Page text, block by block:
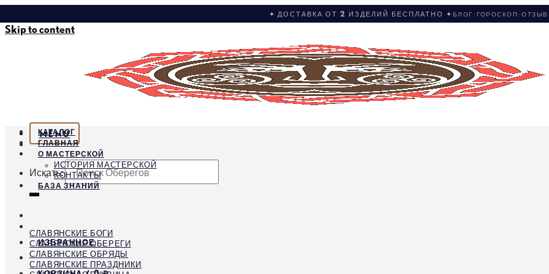
✦ ДОСТАВКА ОТ 2 ИЗДЕЛИЙ БЕСПЛАТНО ✦ БЛОГ ·ГОРОСКОП ·
Skip to content
MENU
Искать:
ИЗБРАННОЕ
КАТАЛОГ
ГЛАВНАЯ
О МАСТЕРСКОЙ
ИСТОРИЯ МАСТЕРСКОЙ
КОНТАКТЫ
БАЗА ЗНАНИЙ
СЛАВЯНСКИЕ БОГИ
СЛАВЯНСКИЕ ОБЕРЕГИ
СЛАВЯНСКИЕ ОБРЯДЫ
СЛАВЯНСКИЕ ПРАЗДНИКИ